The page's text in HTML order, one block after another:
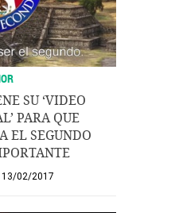
SU ‘VIDEO
PARA QUE
EL SEGUNDO
13/02/2017